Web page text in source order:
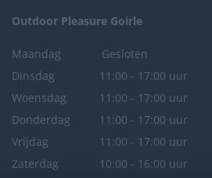
Outdoor Pleasure Goirle
Maandag
Gesloten
Dinsdag
11:00 - 17:00 uur
Woensdag
11:00 - 17:00 uur
Donderdag
11:00 - 17:00 uur
Vrijdag
11:00 - 17:00 uur
Zaterdag
10:00 - 16:00 uur